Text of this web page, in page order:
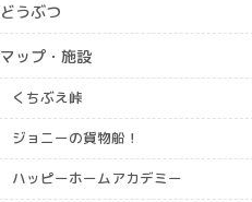
どうぶつ
マップ・施設
くちぶえ峠
ジョニーの貨物船！
ハッピーホームアカデミー